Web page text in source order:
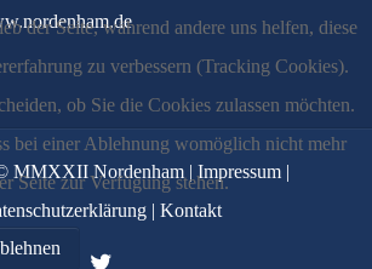
MMXXII Nordenham |Impressum |
| Kontakt
der Seite, während andere uns helfen, diese
zu verbessern (Tracking Cookies).
ob Sie die Cookies zulassen möchten.
bei einer Ablehnung womöglich nicht mehr
Seite zur Verfügung stehen.